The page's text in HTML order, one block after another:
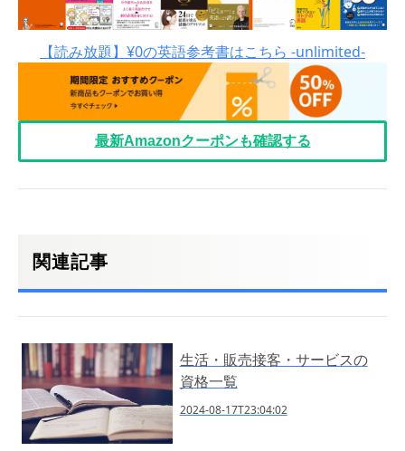
【読み放題】¥0の英語参考書はこちら -unlimited-
最新Amazonクーポンも確認する
関連記事
生活・販売接客・サービスの
資格一覧
2024-08-17T23:04:02